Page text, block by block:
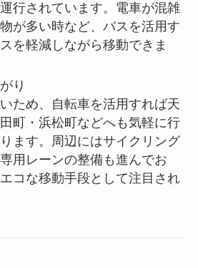
行されています。電車が混雑
が多い時など、バスを活用す
を軽減しながら移動できま
り
ため、自転車を活用すれば天
町・浜松町などへも気軽に行
ます。周辺にはサイクリング
用レーンの整備も進んでお
コな移動手段として注目され